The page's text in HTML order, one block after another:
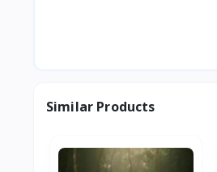
Similar Products